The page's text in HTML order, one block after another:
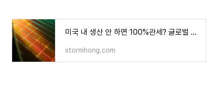
미국 내 생산 안 하면 100%관세? 글로벌 메모리 반도체 업체 ‘초비상’
stormhong.com